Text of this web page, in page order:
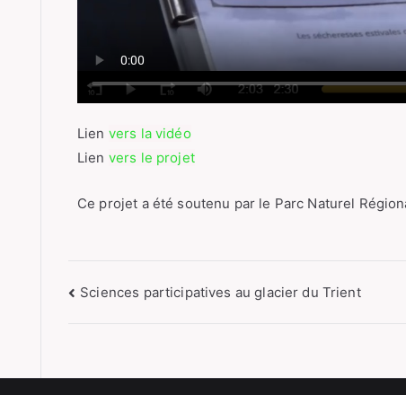
Lien vers la vidéo
Lien vers le projet
Ce projet a été soutenu par le Parc Naturel
Sciences participatives au glacier du Trient